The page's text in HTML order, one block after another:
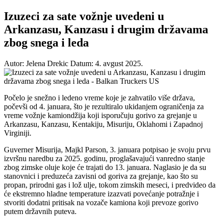
Izuzeci za sate vožnje uvedeni u
Arkanzasu, Kanzasu i drugim državama
zbog snega i leda
Autor: Jelena Drekic Datum: 4. avgust 2025.
Počelo je snežno i ledeno vreme koje je zahvatilo više država,
počevši od 4. januara, što je rezultiralo ukidanjem ograničenja za
vreme vožnje kamiondžija koji isporučuju gorivo za grejanje u
Arkanzasu, Kanzasu, Kentakiju, Misuriju, Oklahomi i Zapadnoj
Virginiji.
Guverner Misurija, Majkl Parson, 3. januara potpisao je svoju prvu
izvršnu naredbu za 2025. godinu, proglašavajući vanredno stanje
zbog zimske oluje koje će trajati do 13. januara. Naglasio je da su
stanovnici i preduzeća zavisni od goriva za grejanje, kao što su
propan, prirodni gas i lož ulje, tokom zimskih meseci, i predvideo da
će ekstremno hladne temperature izazvati povećanje potražnje i
stvoriti dodatni pritisak na vozače kamiona koji prevoze gorivo
putem državnih puteva.